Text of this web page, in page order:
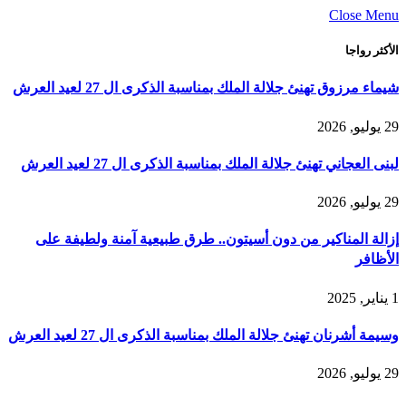
Close Menu
الأكثر رواجا
شيماء مرزوق تهنئ جلالة الملك بمناسبة الذكرى ال 27 لعيد العرش
29 يوليو, 2026
لبنى العجاني تهنئ جلالة الملك بمناسبة الذكرى ال 27 لعيد العرش
29 يوليو, 2026
إزالة المناكير من دون أسيتون.. طرق طبيعية آمنة ولطيفة على
الأظافر
1 يناير, 2025
وسيمة أشرنان تهنئ جلالة الملك بمناسبة الذكرى ال 27 لعيد العرش
29 يوليو, 2026